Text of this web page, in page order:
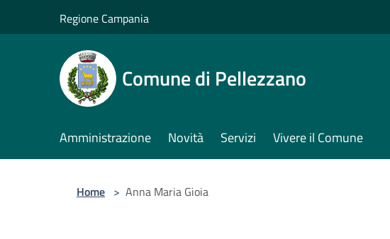
Regione Campania
Comune di Pellezzano
Amministrazione Novità Servizi Vivere il Comune
Home > Anna Maria Gioia